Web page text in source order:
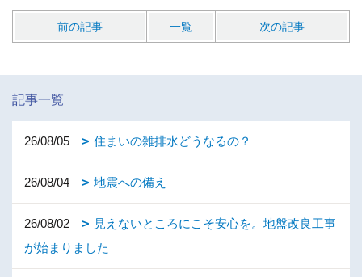
前の記事 一覧 次の記事
記事一覧
26/08/05 住まいの雑排水どうなるの？
26/08/04 地震への備え
26/08/02
見えないところにこそ安心を。地盤改良工事
が始まりました